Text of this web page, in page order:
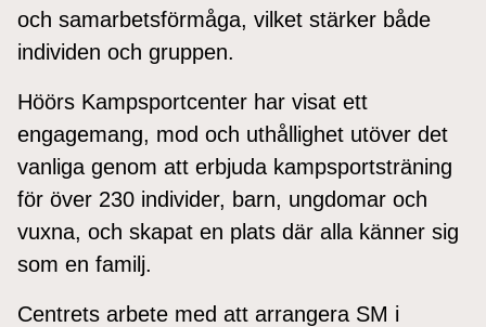
och samarbetsförmåga, vilket stärker både
individen och gruppen.
Höörs Kampsportcenter har visat ett
engagemang, mod och uthållighet utöver det
vanliga genom att erbjuda kampsportsträning
för över 230 individer, barn, ungdomar och
vuxna, och skapat en plats där alla känner sig
som en familj.
Centrets arbete med att arrangera SM i